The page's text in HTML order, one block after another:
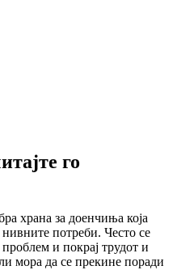
го
храна за доенчиња која
потреби. Често се
и покрај трудот и
мора да се прекине поради